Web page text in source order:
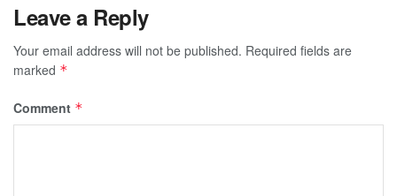
Leave a Reply
Your email address will not be published. Required fields are
marked *
Comment *